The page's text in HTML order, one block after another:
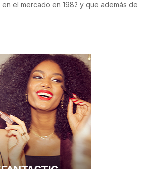
el mercado en 1982 y que además de